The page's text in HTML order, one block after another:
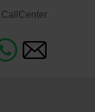
CallCenter